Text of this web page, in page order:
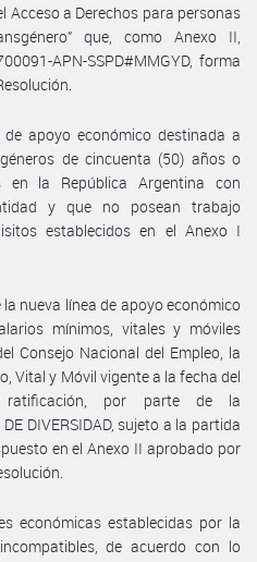
Acceso a Derechos para personas
que, como Anexo II,
APN-SSPD#MMGYD, forma
de apoyo económico destinada a
de cincuenta (50) años o
en la República Argentina con
y que no posean trabajo
establecidos en el Anexo I
la nueva línea de apoyo económico
mínimos, vitales y móviles
Consejo Nacional del Empleo, la
Vital y Móvil vigente a la fecha del
por parte de la
DE DIVERSIDAD, sujeto a la partida
en el Anexo II aprobado por
económicas establecidas por la
de acuerdo con lo